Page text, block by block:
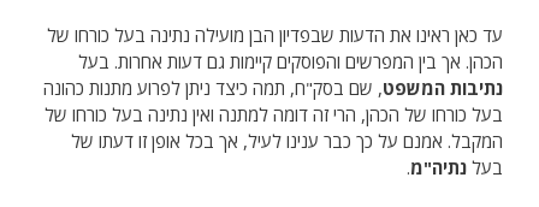
עד כאן ראינו את הדעות שבפדיון הבן מועילה נתינה בעל כורחו של
הכהן. אך בין המפרשים והפוסקים קיימות גם דעות אחרות. בעל
נתיבות המשפט, שם בסק"ח, תמה כיצד ניתן לפרוע מתנות כהונה
בעל כורחו של הכהן, הרי זה דומה למתנה ואין נתינה בעל כורחו של
המקבל. אמנם על כך כבר ענינו לעיל, אך בכל אופן זו דעתו של
בעל נתיה"מ.